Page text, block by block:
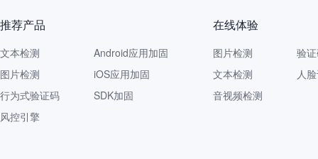
推荐产品
文本检测
图片检测
行为式验证码
风控引擎
Android应用加固
iOS应用加固
SDK加固
在线体验
图片检测
文本检测
音视频检测
验
人